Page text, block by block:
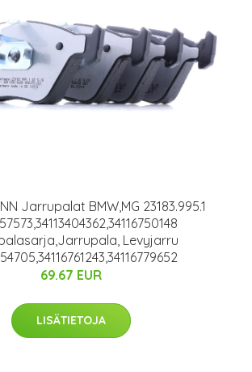
Jarrupalat BMW,MG 23183.995.1
Levyjarru
69.67 EUR
LISÄTIETOJA